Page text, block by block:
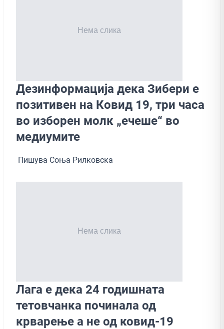
Дезинформација дека Зибери е
позитивен на Ковид 19, три часа
во изборен молк „ечеше“ во
медиумите
Пишува Соња Рилковска
Лага е дека 24 годишната
тетовчанка починала од
крварење а не од ковид-19